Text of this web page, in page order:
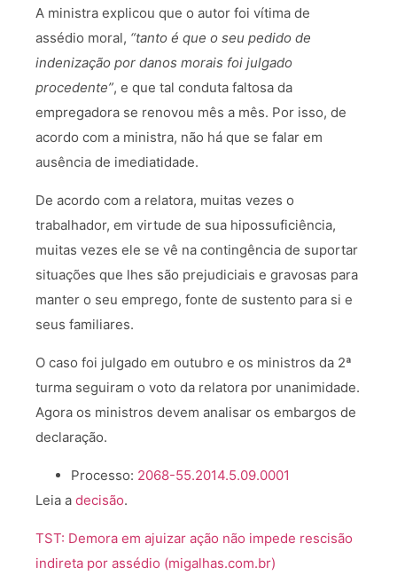
A ministra explicou que o autor foi vítima de
assédio moral, “tanto é que o seu pedido de
indenização por danos morais foi julgado
procedente”, e que tal conduta faltosa da
empregadora se renovou mês a mês. Por isso, de
acordo com a ministra, não há que se falar em
ausência de imediatidade.
De acordo com a relatora, muitas vezes o
trabalhador, em virtude de sua hipossuficiência,
muitas vezes ele se vê na contingência de suportar
situações que lhes são prejudiciais e gravosas para
manter o seu emprego, fonte de sustento para si e
seus familiares.
O caso foi julgado em outubro e os ministros da 2ª
turma seguiram o voto da relatora por unanimidade.
Agora os ministros devem analisar os embargos de
declaração.
Processo: 2068-55.2014.5.09.0001
Leia a decisão.
TST: Demora em ajuizar ação não impede rescisão
indireta por assédio (migalhas.com.br)